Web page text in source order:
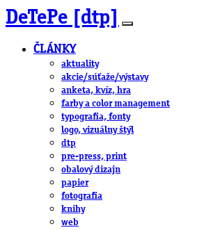
DeTePe [dtp]
ČLÁNKY
aktuality
akcie/súťaže/výstavy
anketa, kvíz, hra
farby a color management
typografia, fonty
logo, vizuálny štýl
dtp
pre-press, print
obalový dizajn
papier
fotografia
knihy
web